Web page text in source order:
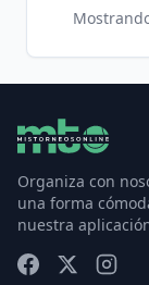
Organiza con
una forma
nuestra